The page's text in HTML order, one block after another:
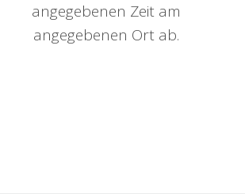
angegebenen Zeit am
angegebenen Ort ab.